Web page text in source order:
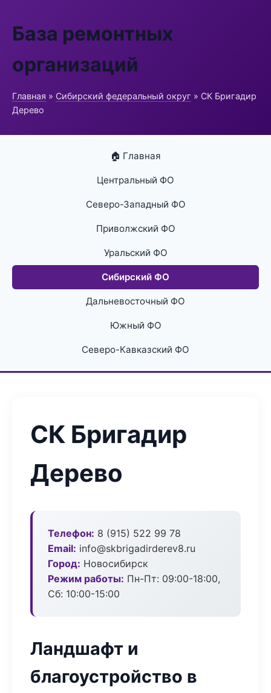
База ремонтных
организаций
Главная » Сибирский федеральный округ » СК Бригадир
Дерево
🏠 Главная
Центральный ФО
Северо-Западный ФО
Приволжский ФО
Уральский ФО
Сибирский ФО
Дальневосточный ФО
Южный ФО
Северо-Кавказский ФО
СК Бригадир
Дерево
Телефон: 8 (915) 522 99 78
Email: info@skbrigadirderev8.ru
Город: Новосибирск
Режим работы: Пн-Пт: 09:00-18:00,
Сб: 10:00-15:00
Ландшафт и
благоустройство в